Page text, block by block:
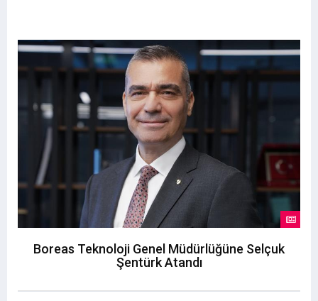
Boreas Teknoloji Genel Müdürlüğüne Selçuk
Şentürk Atandı